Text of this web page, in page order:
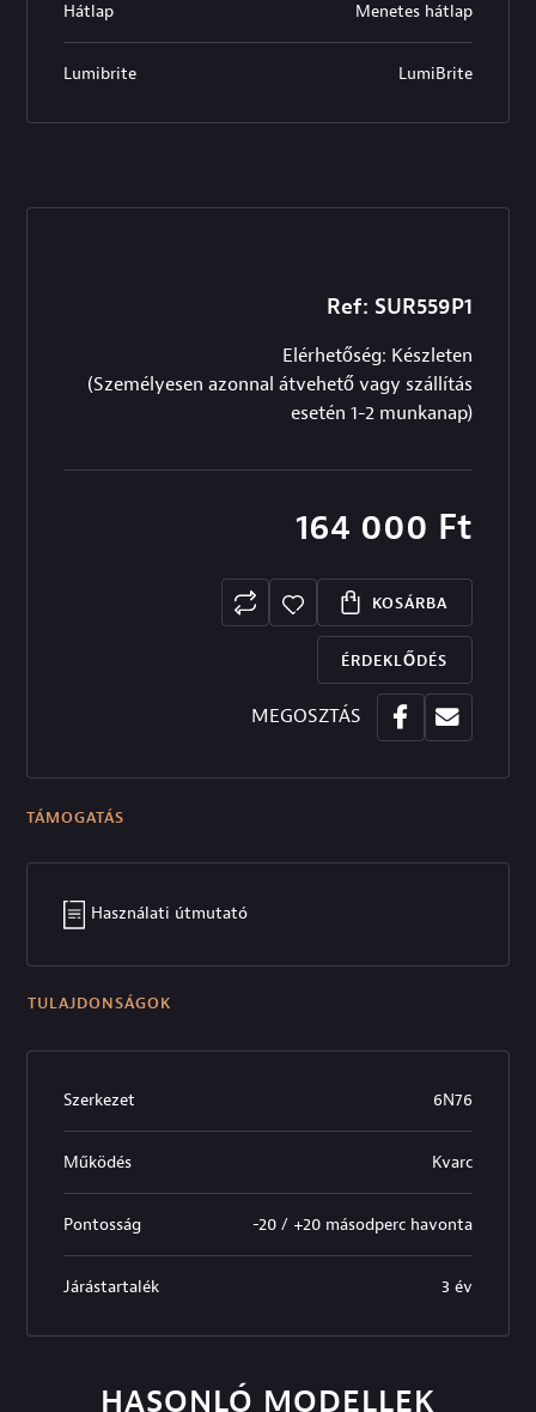
Hátlap Menetes hátlap
Lumibrite LumiBrite
Ref: SUR559P1
Elérhetőség: Készleten
(Személyesen azonnal átvehető vagy szállítás
esetén 1-2 munkanap)
164 000 Ft
KOSÁRBA
ÉRDEKLŐDÉS
MEGOSZTÁS
TÁMOGATÁS
Használati útmutató
TULAJDONSÁGOK
Szerkezet 6N76
Működés Kvarc
Pontosság -20 / +20 másodperc havonta
Járástartalék 3 év
HASONLÓ MODELLEK